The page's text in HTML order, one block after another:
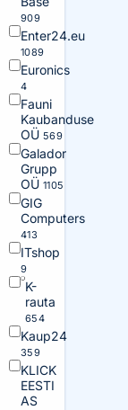
909
Enter24.eu
1089
Euronics
4
Fauni
Kaubanduse
OÜ 569
Galador
Grupp
OÜ 1105
GIG
Computers
413
ITshop
9
K-
rauta
654
Kaup24
359
KLICK
EESTI
AS